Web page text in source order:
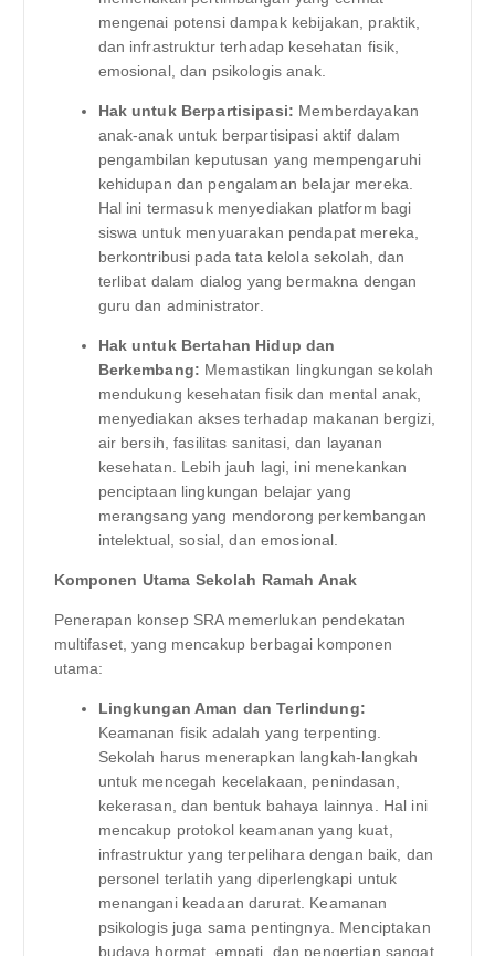
mengenai potensi dampak kebijakan, praktik,
dan infrastruktur terhadap kesehatan fisik,
emosional, dan psikologis anak.
Hak untuk Berpartisipasi: Memberdayakan
anak-anak untuk berpartisipasi aktif dalam
pengambilan keputusan yang mempengaruhi
kehidupan dan pengalaman belajar mereka.
Hal ini termasuk menyediakan platform bagi
siswa untuk menyuarakan pendapat mereka,
berkontribusi pada tata kelola sekolah, dan
terlibat dalam dialog yang bermakna dengan
guru dan administrator.
Hak untuk Bertahan Hidup dan
Berkembang: Memastikan lingkungan sekolah
mendukung kesehatan fisik dan mental anak,
menyediakan akses terhadap makanan bergizi,
air bersih, fasilitas sanitasi, dan layanan
kesehatan. Lebih jauh lagi, ini menekankan
penciptaan lingkungan belajar yang
merangsang yang mendorong perkembangan
intelektual, sosial, dan emosional.
Komponen Utama Sekolah Ramah Anak
Penerapan konsep SRA memerlukan pendekatan
multifaset, yang mencakup berbagai komponen
utama:
Lingkungan Aman dan Terlindung:
Keamanan fisik adalah yang terpenting.
Sekolah harus menerapkan langkah-langkah
untuk mencegah kecelakaan, penindasan,
kekerasan, dan bentuk bahaya lainnya. Hal ini
mencakup protokol keamanan yang kuat,
infrastruktur yang terpelihara dengan baik, dan
personel terlatih yang diperlengkapi untuk
menangani keadaan darurat. Keamanan
psikologis juga sama pentingnya. Menciptakan
budaya hormat, empati, dan pengertian sangat